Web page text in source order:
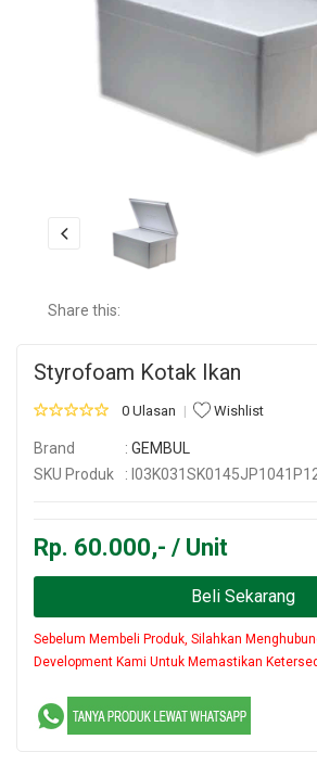
Share this:
Styrofoam Kotak Ikan
0 Ulasan Wishlist
Brand : GEMBUL
SKU Produk
:
Rp. 60.000,- / Unit
Beli Sekarang
Sebelum Membeli Produk, Silahkan
Development Kami Untuk Memastikan